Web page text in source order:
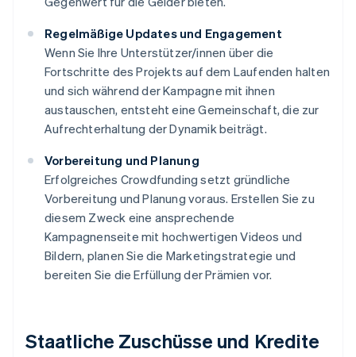
Regelmäßige Updates und Engagement
Wenn Sie Ihre Unterstützer/innen über die
Fortschritte des Projekts auf dem Laufenden halten
und sich während der Kampagne mit ihnen
austauschen, entsteht eine Gemeinschaft, die zur
Aufrechterhaltung der Dynamik beiträgt.
Vorbereitung und Planung
Erfolgreiches Crowdfunding setzt gründliche
Vorbereitung und Planung voraus. Erstellen Sie zu
diesem Zweck eine ansprechende
Kampagnenseite mit hochwertigen Videos und
Bildern, planen Sie die Marketingstrategie und
bereiten Sie die Erfüllung der Prämien vor.
Staatliche Zuschüsse und Kredite